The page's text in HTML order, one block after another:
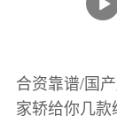
合资靠谱/国
家轿给你几款